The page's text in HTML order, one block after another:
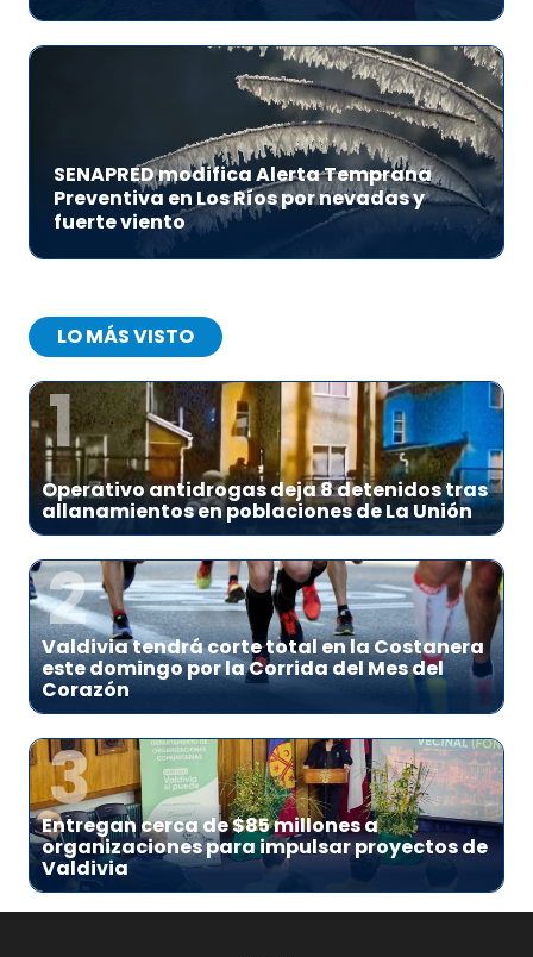
SENAPRED modifica Alerta Temprana
Preventiva en Los Ríos por nevadas y
fuerte viento
LO MÁS VISTO
1
Operativo antidrogas deja 8 detenidos tras
allanamientos en poblaciones de La Unión
2
Valdivia tendrá corte total en la Costanera
este domingo por la Corrida del Mes del
Corazón
3
Entregan cerca de $85 millones a
organizaciones para impulsar proyectos de
Valdivia